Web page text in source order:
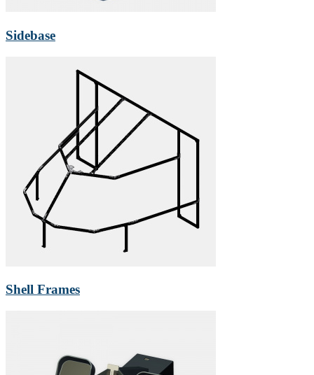
Sidebase
Shell Frames